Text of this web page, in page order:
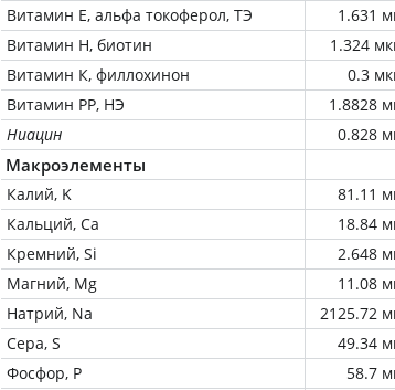
Витамин Е, альфа токоферол, ТЭ
1.631
Витамин Н, биотин
1.324
Витамин К, филлохинон
0.3
Витамин РР, НЭ
1.8828
Ниацин
0.828
Макроэлементы
Калий, K 81.11
Кальций, Ca
18.84
Кремний, Si
2.648
Магний, Mg
11.08
Натрий, Na
2125.72
Сера, S
49.34
Фосфор, P
58.7